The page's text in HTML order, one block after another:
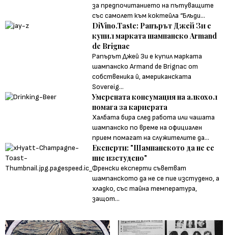
за предпочитанието на пътуващите
със самолет към коктейла “Блъди...
DiVino.Taste: Рапърът Джей Зи е
купил марката шампанско Armand
de Brignac
Рапърът Джей Зи е купил марката
шампанско Armand de Brignac от
собственика й, американската
Sovereig...
Умерената консумация на алкохол
помага за кариерата
Халбата бира след работа или чашата
шампанско по време на официален
прием помагат на служителите да...
Експерти: "Шампанското да не се
пие изстудено"
Френски експерти съветват
шампанското да не се пие изстудено, а
хладко, със тайна температура,
защот...